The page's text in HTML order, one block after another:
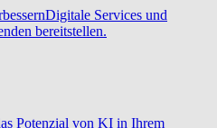
Digitale Services und
bereitstellen.
Potenzial von KI in Ihrem